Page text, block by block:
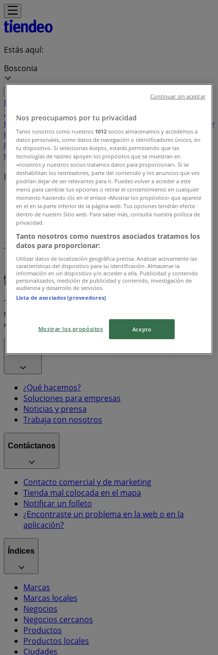
Estás aquí:
Bosconia
Destacados
Zapatos
Hogar y Muebles Informática y
ElectrónicaFarmacias, Droguerías y Ópticas
Perfumerías y
BellezaRestaurantesJuguetes y BebésDeporteCarros,
Motos y RepuestosFerreterías y ConstrucciónLibros y
CineViajesBancos y Seguros
Marcas locales
Tiendeo en Bosconia»
Índice marcas
1
Bon Preu
Frito Lay
Tiendeo forma parte de Shopfully, la empresa
tecnológica que está reinventando las compras locales
en todo el mundo.
¿Qué hacemos?
Soluciones para empresas
Noticias y prensa
Trabaja con nosotros
Contáctanos
Contacto comercial y de marketing
Tienda mal colocada en el mapa
Notificar un folleto
¿Encontraste un problema en la web o en la
aplicación?
Índices
Marcas
Marcas locales
Negocios
Negocios cercanos
Productos
Productos locales
Ciudades
Nos preocupamos por tu privacidad
Tanto nosotros como nuestros 1012 socios almacenamos y accedemos a
datos personales, como datos de navegación o identificadores únicos, en
tu dispositivo. Si seleccionas Acepto, estarás permitiendo que las
tecnologías de rastreo apoyen los propósitos que se muestran en
«nosotros y nuestros socios tratamos datos para proporcionar». Si se
deshabilitan los rastreadores, parte del contenido y los anuncios que ves
podrían dejar de ser relevantes para ti. Puedes volver a acceder a este
menú para cambiar tus opciones o retirar el consentimiento en cualquier
momento haciendo clic en el enlace «Mostrar los propósitos» que aparece
en el en la parte inferior de la página web. Tus opciones tendrán efecto
dentro de nuestro Sitio web. Para saber más, consulta nuestra política de
privacidad.
Tanto nosotros como nuestros asociados tratamos los
datos para proporcionar:
Utilizar datos de localización geográfica precisa. Analizar activamente las
características del dispositivo para su identificación. Almacenar la
información en un dispositivo y/o acceder a ella. Publicidad y contenido
personalizados, medición de publicidad y contenido, investigación de
audiencia y desarrollo de servicios.
Lista de asociados (proveedores)
Mostrar los propósitos Acepto
Continuar sin aceptar